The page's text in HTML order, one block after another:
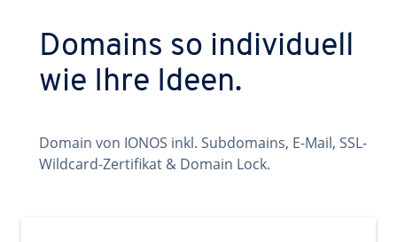
Domains so individuell
wie Ihre Ideen.
Domain von IONOS inkl. Subdomains, E-Mail, SSL-
Wildcard-Zertifikat & Domain Lock.